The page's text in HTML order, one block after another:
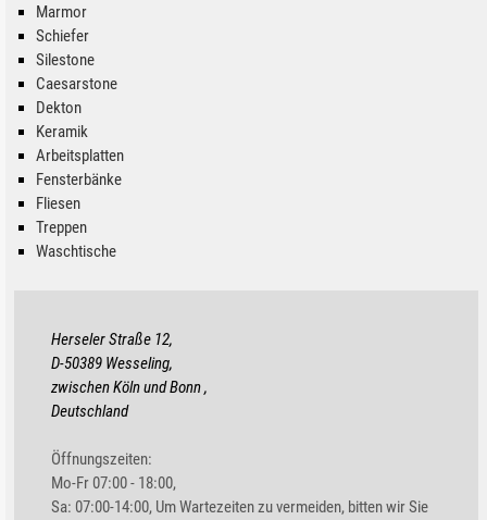
White Fantasy
Ab 183.26 €/lfm
Marmor
Schiefer
Silestone
Caesarstone
Dekton
Keramik
Arbeitsplatten
Fensterbänke
Fliesen
Treppen
Waschtische
Herseler Straße 12,
D-50389 Wesseling,
zwischen Köln und Bonn ,
Deutschland
Öffnungszeiten:
Mo-Fr 07:00 - 18:00,
Sa: 07:00-14:00, Um Wartezeiten zu vermeiden, bitten wir Sie